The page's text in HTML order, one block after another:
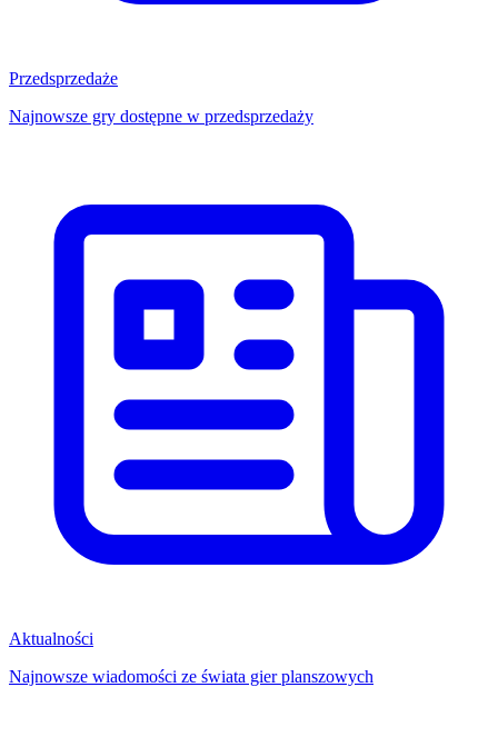
Przedsprzedaże
Najnowsze gry dostępne w przedsprzedaży
Aktualności
Najnowsze wiadomości ze świata gier planszowych